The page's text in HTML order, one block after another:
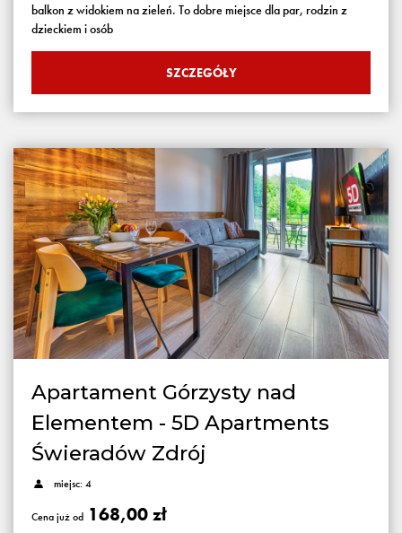
balkon z widokiem na zieleń. To dobre miejsce dla par, rodzin z
dzieckiem i osób
SZCZEGÓŁY
Apartament Górzysty nad
Elementem - 5D Apartments
Świeradów Zdrój
miejsc: 4
Cena już od 168,00 zł